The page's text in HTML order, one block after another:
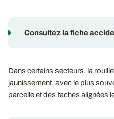
Consultez la fiche
Dans certains secteurs, la
jaunissement, avec le plus
parcelle et des taches alignées